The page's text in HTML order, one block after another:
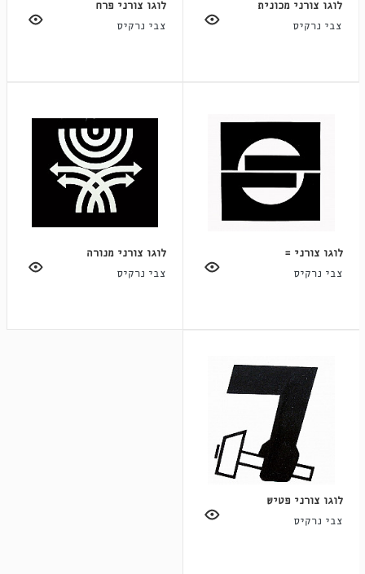
לוגו צורני מכונית
צבי נרקיס
לוגו צורני פרח
צבי נרקיס
לוגו צורני =
צבי נרקיס
לוגו צורני מנורה
צבי נרקיס
לוגו צורני פטיש
צבי נרקיס